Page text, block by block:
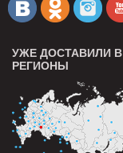
УЖЕ ДОСТАВИЛИ В
РЕГИОНЫ